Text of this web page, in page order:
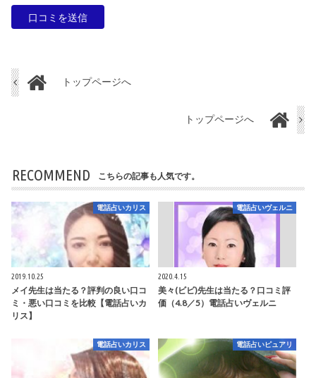
トップページへ
トップページへ
RECOMMEND こちらの記事も人気です。
電話占いカリス
2019.10.25
メイ先生は当たる？評判の良い口コ
ミ・悪い口コミを比較【電話占いカ
リス】
電話占いヴェルニ
2020.4.15
美々(ビビ)先生は当たる？口コミ評
価（4.8／5）電話占いヴェルニ
電話占いカリス 電話占いピュアリ